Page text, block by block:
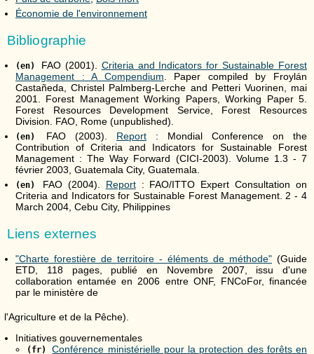
Économie de l'environnement
Bibliographie
(en) FAO (2001). Criteria and Indicators for Sustainable Forest
Management : A Compendium . Paper compiled by Froylán
Castañeda, Christel Palmberg-Lerche and Petteri Vuorinen, mai
2001. Forest Management Working Papers, Working Paper 5.
Forest Resources Development Service, Forest Resources
Division. FAO, Rome (unpublished).
(en) FAO (2003). Report : Mondial Conference on the
Contribution of Criteria and Indicators for Sustainable Forest
Management : The Way Forward (CICI-2003). Volume 1.3 - 7
février 2003, Guatemala City, Guatemala.
(en) FAO (2004). Report: FAO/ITTO Expert Consultation on
Criteria and Indicators for Sustainable Forest Management. 2 - 4
March 2004, Cebu City, Philippines
Liens externes
"Charte forestière de territoire - éléments de méthode" (Guide
ETD, 118 pages, publié en Novembre 2007, issu d'une
collaboration entamée en 2006 entre ONF, FNCoFor, financée
par le ministère de
l'Agriculture et de la Pêche).
Initiatives gouvernementales
(fr)Conférence ministérielle pour la protection des forêts en